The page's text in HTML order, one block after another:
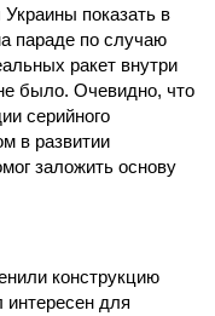
показать в
параде по случаю
ракет внутри
было. Очевидно, что
серийного
в развитии
заложить основу
конструкцию
интересен для